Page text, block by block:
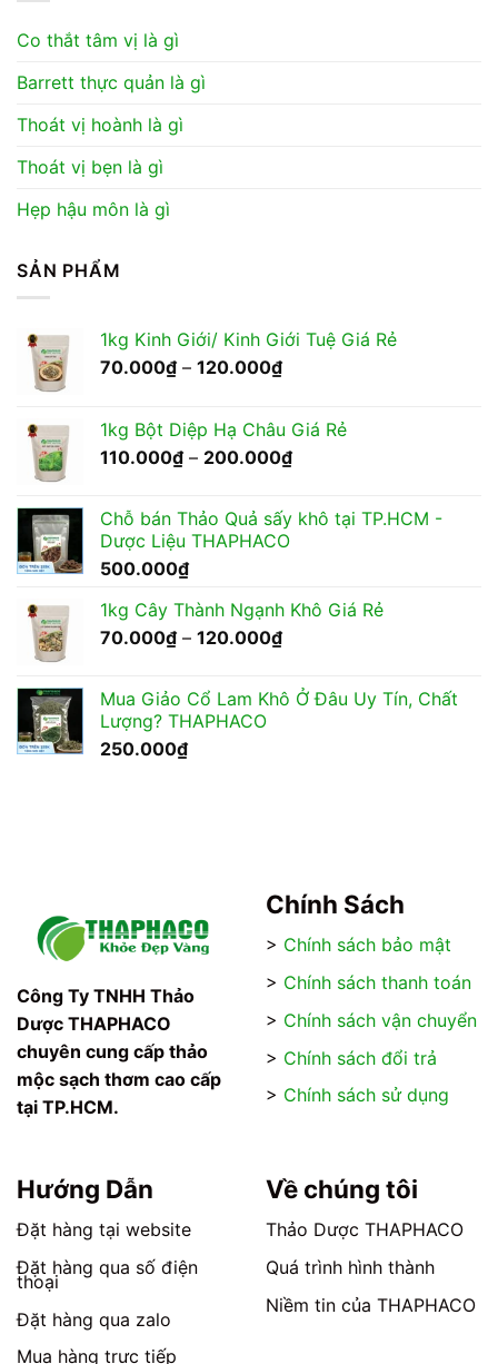
Co thắt tâm vị là gì
Barrett thực quản là gì
Thoát vị hoành là gì
Thoát vị bẹn là gì
Hẹp hậu môn là gì
SẢN PHẨM
1kg Kinh Giới/ Kinh Giới Tuệ Giá Rẻ
70.000₫ – 120.000₫Khoảng
70.000₫
đến
1kg Bột Diệp Hạ Châu Giá Rẻ
110.000₫ – 200.000₫Khoảng
110.000₫
Chỗ bán Thảo Quả sấy khô tại TP.HCM -
Dược Liệu THAPHACO
500.000₫
1kg Cây Thành Ngạnh Khô Giá Rẻ
70.000₫ – 120.000₫Khoảng
70.000₫
Mua Giảo Cổ Lam Khô Ở Đâu Uy Tín, Chất
Lượng? THAPHACO
250.000₫
Công Ty TNHH Thảo
Dược THAPHACO
chuyên cung cấp thảo
mộc sạch thơm cao cấp
tại TP.HCM.
Chính Sách
> Chính sách bảo mật
> Chính sách thanh toán
> Chính sách vận chuyển
> Chính sách đổi trả
> Chính sách sử dụng
Hướng Dẫn
Đặt hàng tại website
Đặt hàng qua số điện
thoại
Đặt hàng qua zalo
Mua hàng trực tiếp
Về chúng tôi
Thảo Dược THAPHACO
Quá trình hình thành
Niềm tin của THAPHACO